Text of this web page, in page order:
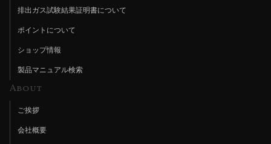
排出ガス試験結果証明書について
ポイントについて
ショップ情報
製品マニュアル検索
About
ご挨拶
会社概要